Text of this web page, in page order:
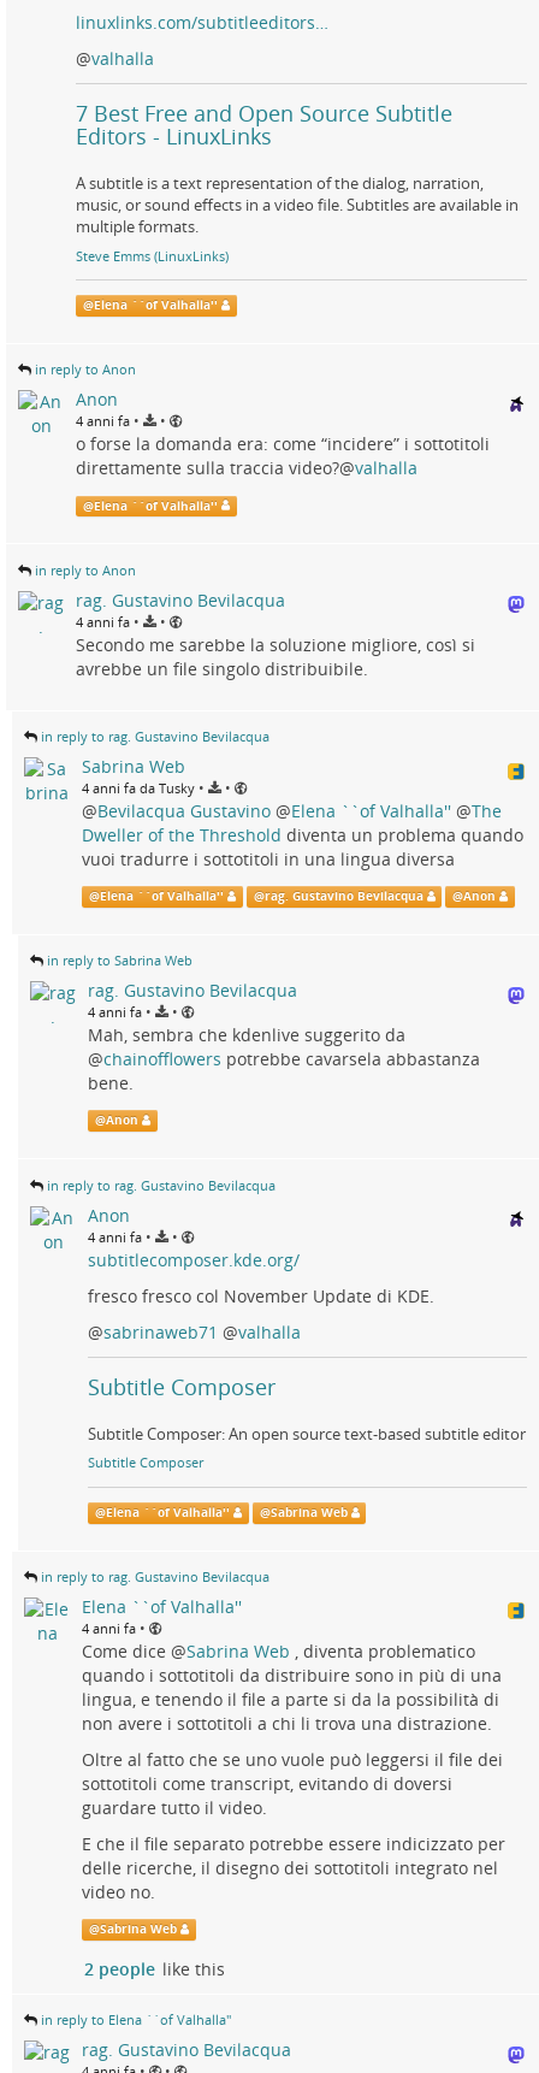
linuxlinks.com/subtitleeditors…
@valhalla
7 Best Free and Open Source Subtitle
Editors - LinuxLinks
A subtitle is a text representation of the dialog, narration,
music, or sound effects in a video file. Subtitles are available in
multiple formats.
Steve Emms (LinuxLinks)
@Elena ``of Valhalla''
in reply to Anon
Anon
4 anni fa • •
o forse la domanda era: come “incidere” i sottotitoli
direttamente sulla traccia video?@valhalla
@Elena ``of Valhalla''
in reply to Anon
rag. Gustavino Bevilacqua
4 anni fa • •
Secondo me sarebbe la soluzione migliore, così si
avrebbe un file singolo distribuibile.
in reply to rag. Gustavino Bevilacqua
Sabrina Web
4 anni fa da Tusky • •
@Bevilacqua Gustavino @Elena ``of Valhalla'' @The
Dweller of the Threshold diventa un problema quando
vuoi tradurre i sottotitoli in una lingua diversa
@Elena ``of Valhalla'' @rag. Gustavino Bevilacqua @Anon
in reply to Sabrina Web
rag. Gustavino Bevilacqua
4 anni fa • •
Mah, sembra che kdenlive suggerito da
@chainofflowers potrebbe cavarsela abbastanza
bene.
@Anon
in reply to rag. Gustavino Bevilacqua
Anon
4 anni fa • •
subtitlecomposer.kde.org/
fresco fresco col November Update di KDE.
@sabrinaweb71 @valhalla
Subtitle Composer
Subtitle Composer: An open source text-based subtitle editor
Subtitle Composer
@Elena ``of Valhalla'' @Sabrina Web
in reply to rag. Gustavino Bevilacqua
Elena ``of Valhalla''
4 anni fa •
Come dice @Sabrina Web , diventa problematico
quando i sottotitoli da distribuire sono in più di una
lingua, e tenendo il file a parte si da la possibilità di
non avere i sottotitoli a chi li trova una distrazione.
Oltre al fatto che se uno vuole può leggersi il file dei
sottotitoli come transcript, evitando di doversi
guardare tutto il video.
E che il file separato potrebbe essere indicizzato per
delle ricerche, il disegno dei sottotitoli integrato nel
video no.
@Sabrina Web
2 people like this
in reply to Elena ``of Valhalla''
rag. Gustavino Bevilacqua